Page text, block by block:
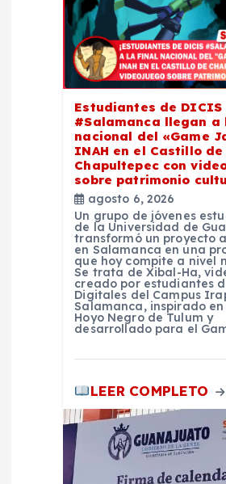
Estudiantes de DICIS
#Salamanca llegan a
nacional del «Game
INAH en el Castillo de
Chapultepec con
sobre patrimonio
agosto 6, 2026
Un grupo de jóvenes
de la Universidad de
transformó un proyecto
en Salamanca en una
que hoy compite a nivel
Se trata de Xibal-Ha,
creado por estudiantes
Digitales del Campus
Salamanca, inspirado
Hoyo Negro de Tulum y
desarrollado para el
LEER COMPLETO